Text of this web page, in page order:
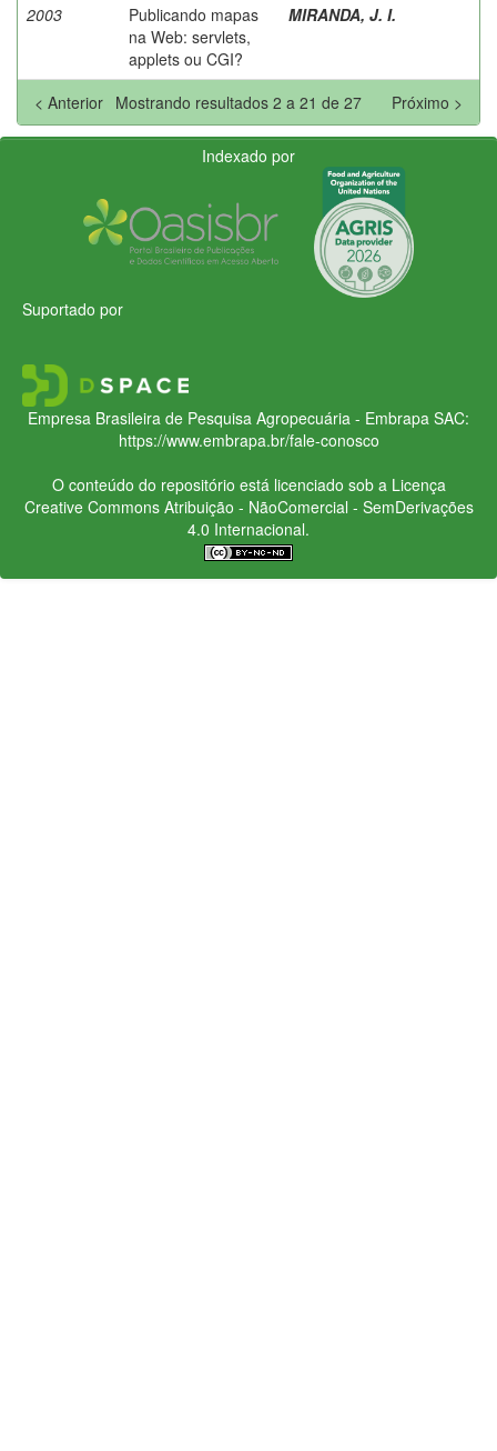
2003
Publicando mapas
na Web: servlets,
applets ou CGI?
MIRANDA, J. I.
Mostrando resultados 2 a 21 de 27
< Anterior Próximo >
Indexado por
Suportado por
Empresa Brasileira de Pesquisa Agropecuária - Embrapa SAC:
https://www.embrapa.br/fale-conosco
O conteúdo do repositório está licenciado sob a Licença
Creative CommonsAtribuição - NãoComercial - SemDerivações
4.0 Internacional.